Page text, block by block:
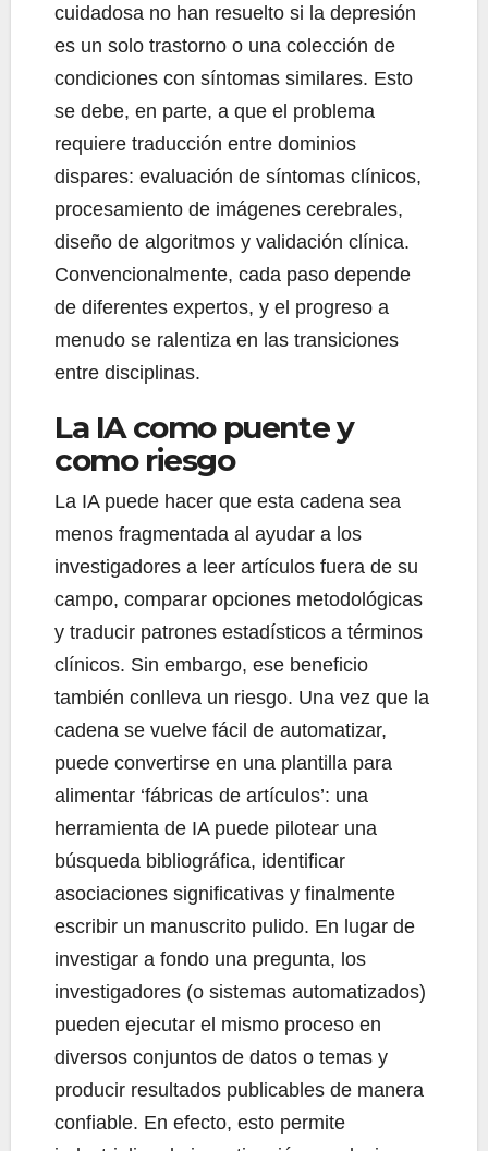
cuidadosa no han resuelto si la depresión
es un solo trastorno o una colección de
condiciones con síntomas similares. Esto
se debe, en parte, a que el problema
requiere traducción entre dominios
dispares: evaluación de síntomas clínicos,
procesamiento de imágenes cerebrales,
diseño de algoritmos y validación clínica.
Convencionalmente, cada paso depende
de diferentes expertos, y el progreso a
menudo se ralentiza en las transiciones
entre disciplinas.
La IA como puente y
como riesgo
La IA puede hacer que esta cadena sea
menos fragmentada al ayudar a los
investigadores a leer artículos fuera de su
campo, comparar opciones metodológicas
y traducir patrones estadísticos a términos
clínicos. Sin embargo, ese beneficio
también conlleva un riesgo. Una vez que la
cadena se vuelve fácil de automatizar,
puede convertirse en una plantilla para
alimentar ‘fábricas de artículos’: una
herramienta de IA puede pilotear una
búsqueda bibliográfica, identificar
asociaciones significativas y finalmente
escribir un manuscrito pulido. En lugar de
investigar a fondo una pregunta, los
investigadores (o sistemas automatizados)
pueden ejecutar el mismo proceso en
diversos conjuntos de datos o temas y
producir resultados publicables de manera
confiable. En efecto, esto permite